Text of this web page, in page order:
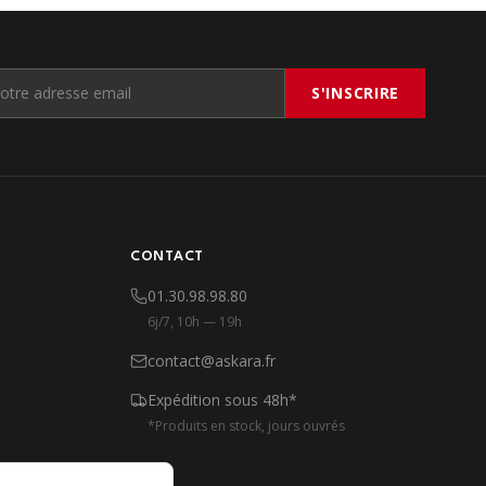
S'INSCRIRE
CONTACT
01.30.98.98.80
6j/7, 10h — 19h
contact@askara.fr
Expédition sous 48h*
*Produits en stock, jours ouvrés